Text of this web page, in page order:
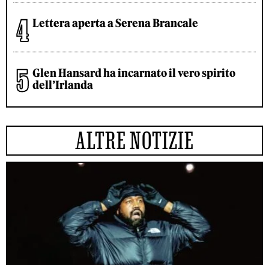
Lettera aperta a Serena Brancale
Glen Hansard ha incarnato il vero spirito
dell’Irlanda
ALTRE NOTIZIE